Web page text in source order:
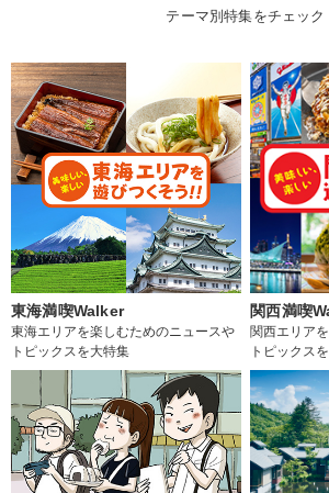
テーマ別特集をチェック
東海満喫Walker
東海エリアを楽しむためのニュースや
トピックスを大特集
関西満喫
関西エリア
トピックス